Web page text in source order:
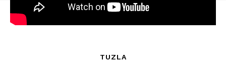
TUZLA